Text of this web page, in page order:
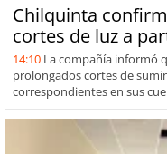
Chilquinta
cortes de luz a
14:10 La compañía informó
prolongados cortes de
correspondientes en sus